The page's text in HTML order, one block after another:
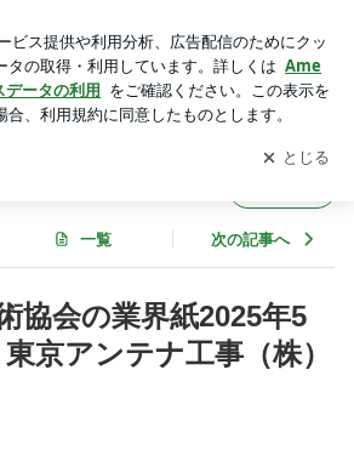
イツリーファンクラブブログ
して ブログの更新通知
を受け取りまし
開く
一覧 次の記事へ
協会の業界紙2025年5
京アンテナ工事（株）